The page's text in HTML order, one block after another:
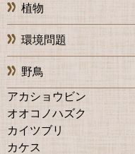
植物
環境問題
野鳥
アカショウビン
オオコノハズク
カイツブリ
カケス